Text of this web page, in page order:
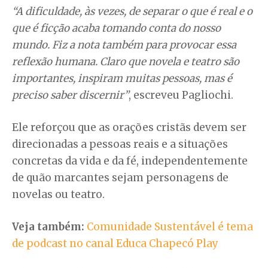
“A dificuldade, às vezes, de separar o que é real e o
que é ficção acaba tomando conta do nosso
mundo. Fiz a nota também para provocar essa
reflexão humana. Claro que novela e teatro são
importantes, inspiram muitas pessoas, mas é
preciso saber discernir”, escreveu Pagliochi.
Ele reforçou que as orações cristãs devem ser
direcionadas a pessoas reais e a situações
concretas da vida e da fé, independentemente
de quão marcantes sejam personagens de
novelas ou teatro.
Veja também: Comunidade Sustentável é tema
de podcast no canal Educa Chapecó Play